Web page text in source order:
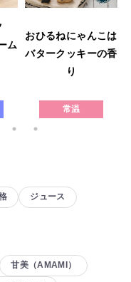
ム
おひるねにゃんこは
バタークッキーの香
り
常温
ジュース
甘美（AMAMI）